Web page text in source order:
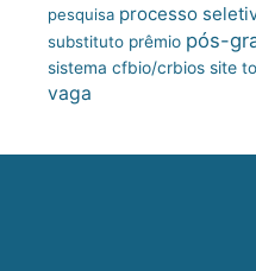
pesquisa processo
substituto prêmio pós-
sistema cfbio/crbios site
vaga